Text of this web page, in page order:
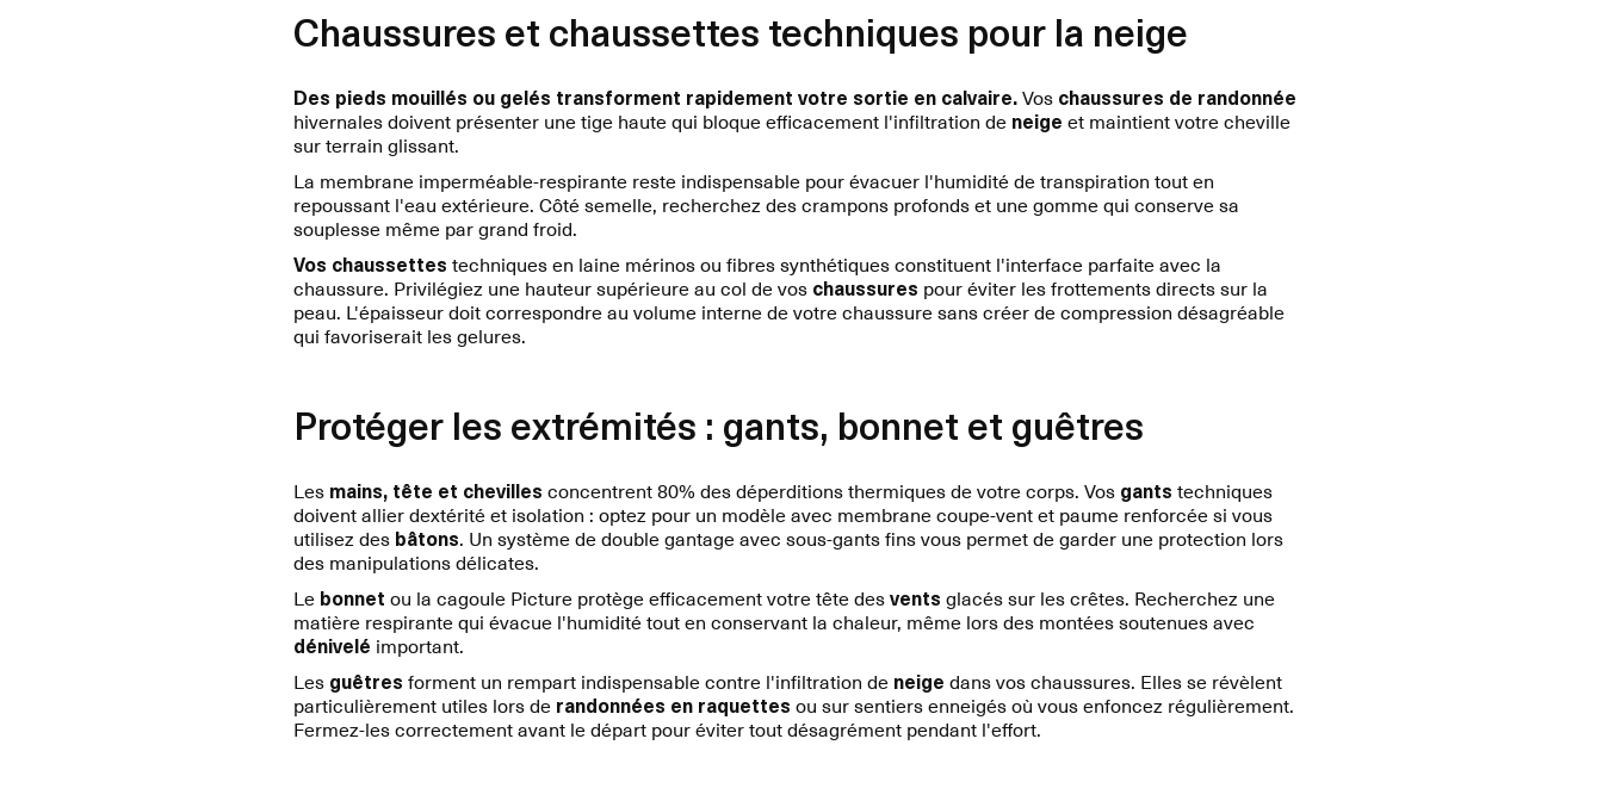
Chaussures et chaussettes techniques pour la neige
Des pieds mouillés ou gelés transforment rapidement votre sortie en calvaire.Vos chaussures de randonnée
hivernales doivent présenter une tige haute qui bloque efficacement l'infiltration de neige et maintient votre cheville
sur terrain glissant.
La membrane imperméable-respirante reste indispensable pour évacuer l'humidité de transpiration tout en
repoussant l'eau extérieure. Côté semelle, recherchez des crampons profonds et une gomme qui conserve sa
souplesse même par grand froid.
Vos chaussettes techniques en laine mérinos ou fibres synthétiques constituent l'interface parfaite avec la
chaussure. Privilégiez une hauteur supérieure au col de vos chaussures pour éviter les frottements directs sur la
peau. L'épaisseur doit correspondre au volume interne de votre chaussure sans créer de compression désagréable
qui favoriserait les gelures.
Protéger les extrémités : gants, bonnet et guêtres
Les mains, tête et chevilles concentrent 80% des déperditions thermiques de votre corps. Vos gants techniques
doivent allier dextérité et isolation : optez pour un modèle avec membrane coupe-vent et paume renforcée si vous
utilisez des bâtons. Un système de double gantage avec sous-gants fins vous permet de garder une protection lors
des manipulations délicates.
Le bonnet ou la cagoule Picture protège efficacement votre tête desvents glacés sur les crêtes. Recherchez une
matière respirante qui évacue l'humidité tout en conservant la chaleur, même lors des montées soutenues avec
dénivelé important.
Les guêtres forment un rempart indispensable contre l'infiltration de neige dans vos chaussures. Elles se révèlent
particulièrement utiles lors de randonnées en raquettes ou sur sentiers enneigés où vous enfoncez régulièrement.
Fermez-les correctement avant le départ pour éviter tout désagrément pendant l'effort.